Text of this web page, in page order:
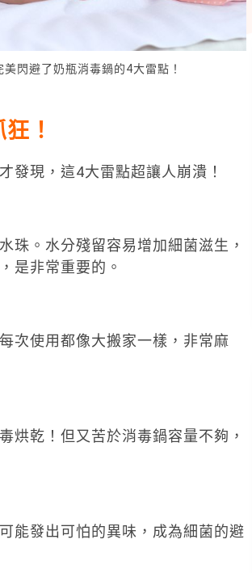
閃避了奶瓶消毒鍋的4大雷點！
！
發現，這4大雷點超讓人崩潰！
珠。水分殘留容易增加細菌滋生，
是非常重要的。
次使用都像大搬家一樣，非常麻
烘乾！但又苦於消毒鍋容量不夠，
能發出可怕的異味，成為細菌的避